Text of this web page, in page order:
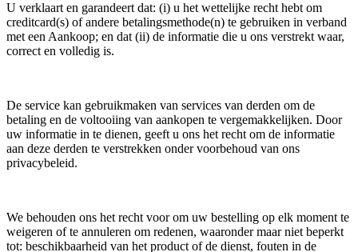
U verklaart en garandeert dat: (i) u het wettelijke recht hebt om
creditcard(s) of andere betalingsmethode(n) te gebruiken in verband
met een Aankoop; en dat (ii) de informatie die u ons verstrekt waar,
correct en volledig is.
De service kan gebruikmaken van services van derden om de
betaling en de voltooiing van aankopen te vergemakkelijken. Door
uw informatie in te dienen, geeft u ons het recht om de informatie
aan deze derden te verstrekken onder voorbehoud van ons
privacybeleid.
We behouden ons het recht voor om uw bestelling op elk moment te
weigeren of te annuleren om redenen, waaronder maar niet beperkt
tot: beschikbaarheid van het product of de dienst, fouten in de